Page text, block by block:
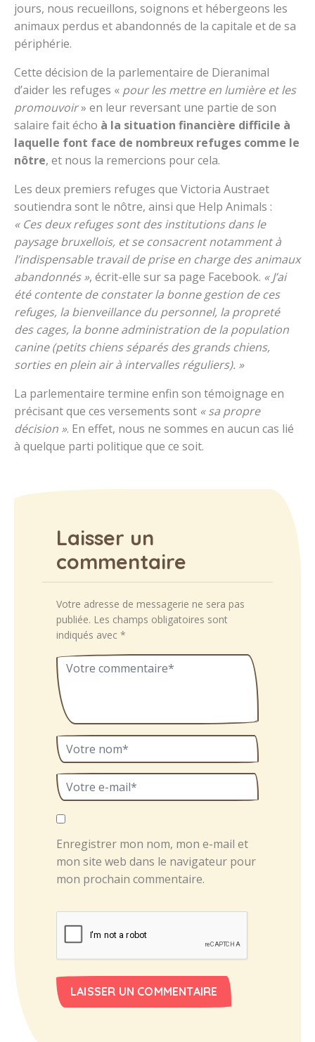
jours, nous recueillons, soignons et hébergeons les
animaux perdus et abandonnés de la capitale et de sa
périphérie.
Cette décision de la parlementaire de Dieranimal
d’aider les refuges « pour les mettre en lumière et les
promouvoir» en leur reversant une partie de son
salaire fait écho à la situation financière difficile à
laquelle font face de nombreux refuges comme le
nôtre, et nous la remercions pour cela.
Les deux premiers refuges que Victoria Austraet
soutiendra sont le nôtre, ainsi que Help Animals :
« Ces deux refuges sont des institutions dans le
paysage bruxellois, et se consacrent notamment à
l’indispensable travail de prise en charge des animaux
abandonnés », écrit-elle sur sa page Facebook. « J’ai
été contente de constater la bonne gestion de ces
refuges, la bienveillance du personnel, la propreté
des cages, la bonne administration de la population
canine (petits chiens séparés des grands chiens,
sorties en plein air à intervalles réguliers). »
La parlementaire termine enfin son témoignage en
précisant que ces versements sont « sa propre
décision ». En effet, nous ne sommes en aucun cas lié
à quelque parti politique que ce soit.
Laisser un
commentaire
Votre adresse de messagerie ne sera pas
publiée. Les champs obligatoires sont
indiqués avec *
Enregistrer mon nom, mon e-mail et
mon site web dans le navigateur pour
mon prochain commentaire.